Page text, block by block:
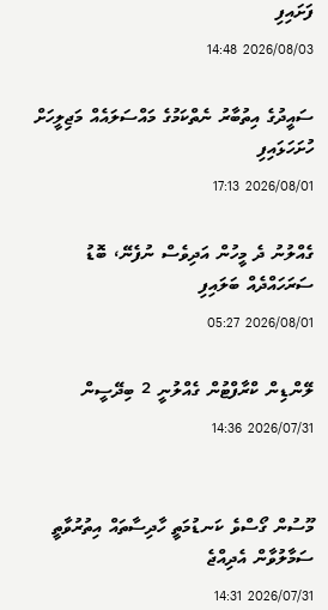
ފަށައިފި
2026/08/03 14:48
ސައީދުގެ އިތުބާރު ނެތްކަމުގެ މައްސަލައެއް މަޖިލީހަށް
ހުށަހަޅައިފި
2026/08/01 17:13
ގެއްލުނު ދެ މީހުން އަދިވެސް ނުފެނޭ، ބޮޑު
ސަރަހައްދެއް ބަލައިފި
2026/08/01 05:27
ލޭންޑިން ކްރާފްޓުން ގެއްލުނީ 2 ބިދޭސީން
2026/07/31 14:36
މޫސުން ގޯސްވެ ކަނޑުމަތީ ހާދިސާތައް އިތުރުވާތީ
ސަމާލުވާން އެދިއްޖެ
2026/07/31 14:31